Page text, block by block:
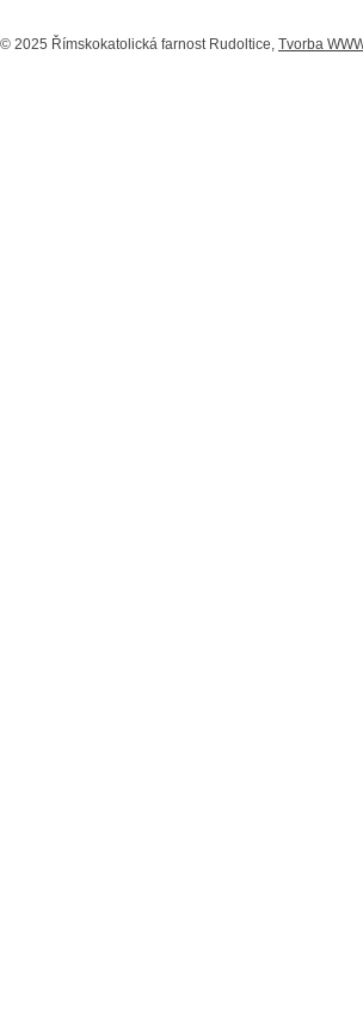
© 2025 Římskokatolická farnost Rudoltice, Tvorba